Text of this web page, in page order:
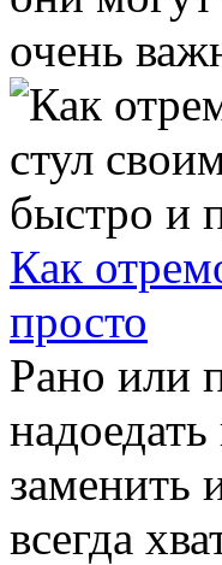
очень
Как
просто
Рано или
заменить
всегда